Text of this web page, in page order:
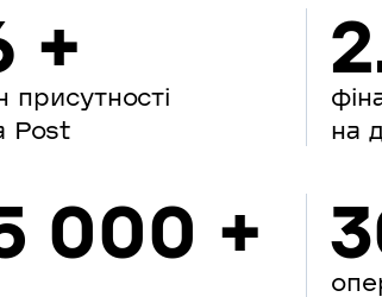
+
присутності
Post
000 +
на